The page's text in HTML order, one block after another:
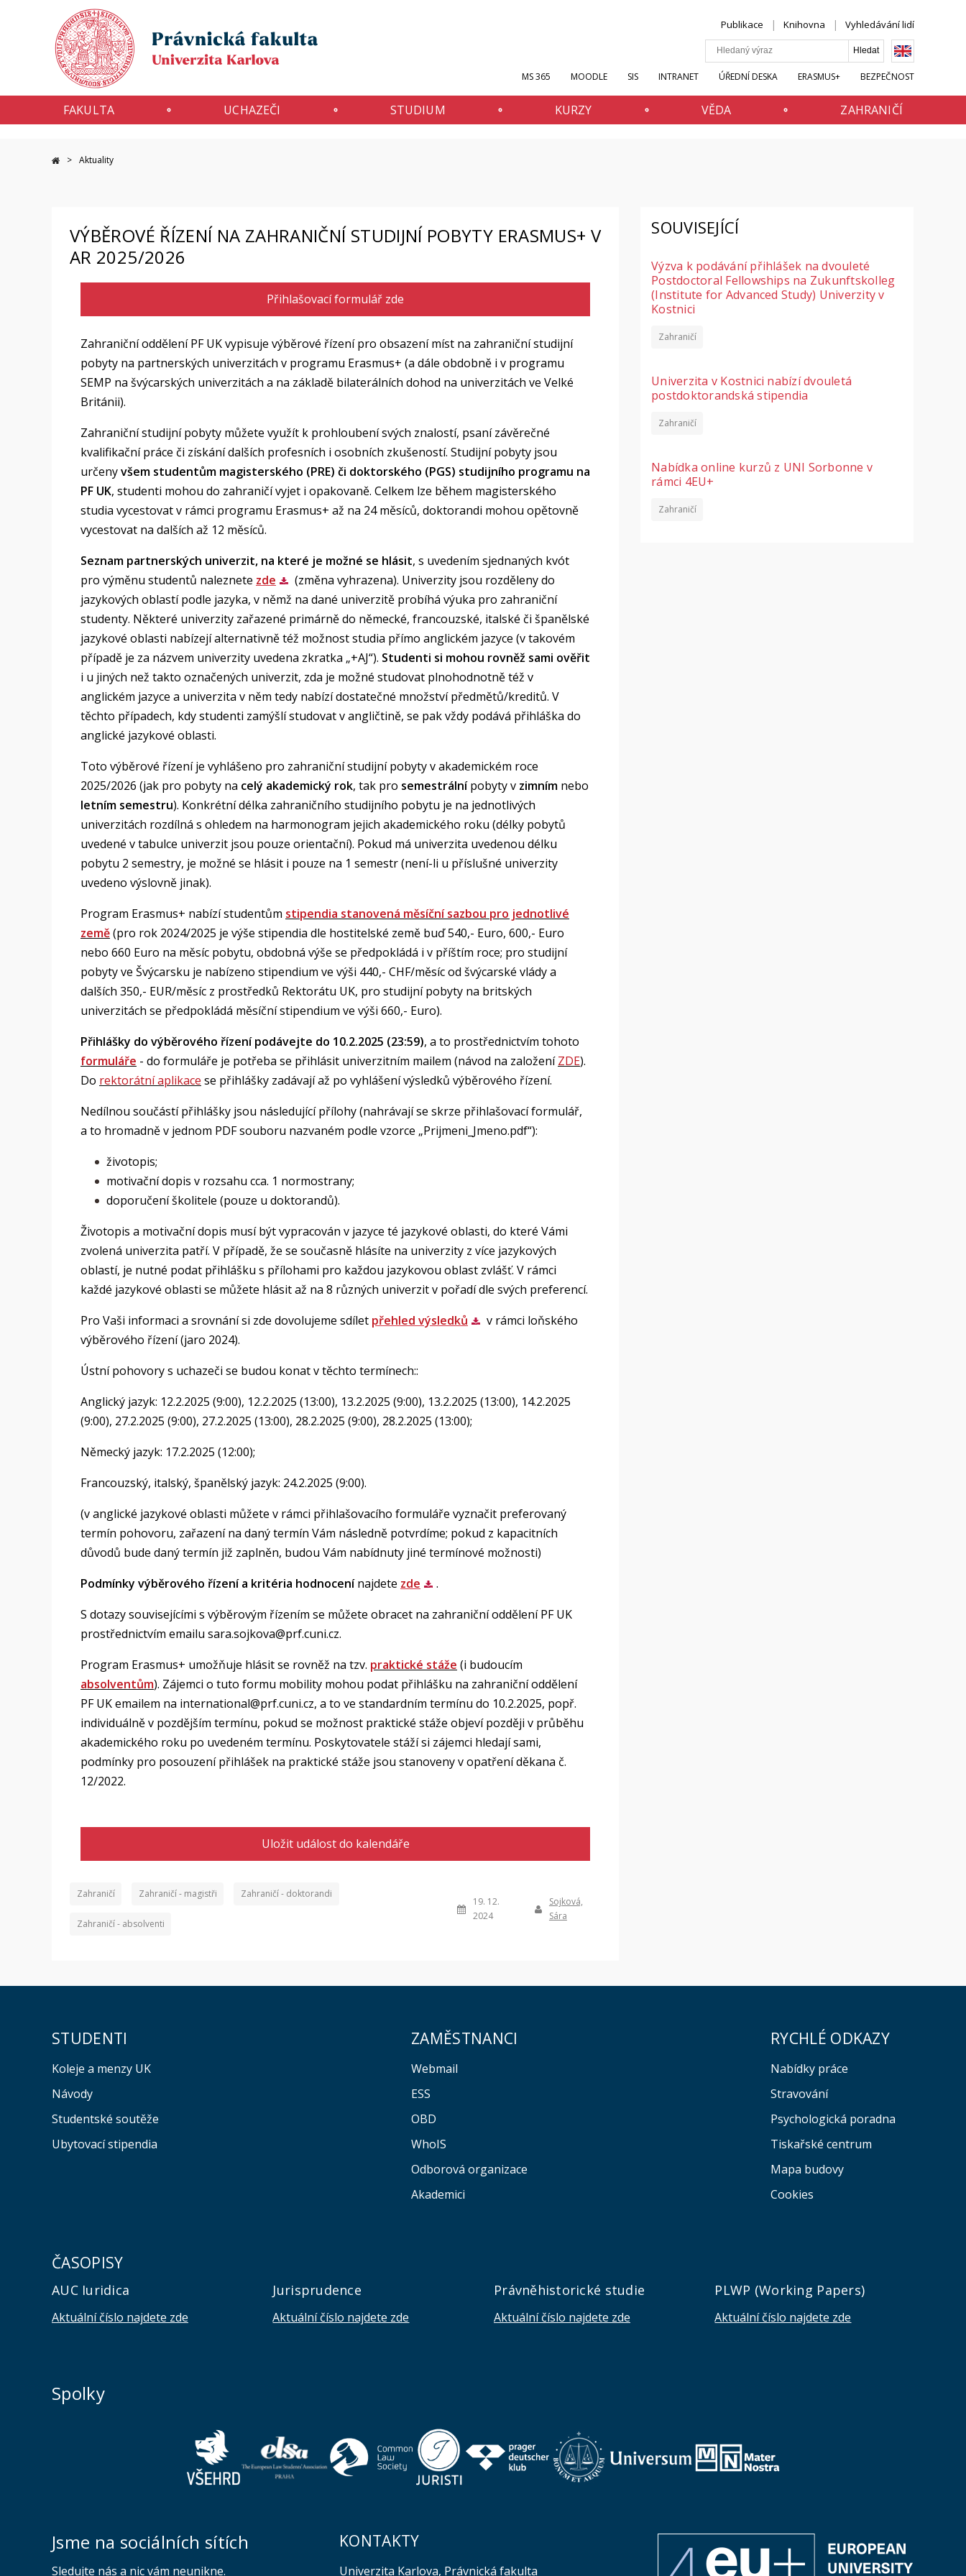
Publikace Knihovna Vyhledávání lidí
MS 365 MOODLE SIS INTRANET ÚŘEDNÍ DESKA ERASMUS+ BEZPEČNOST
FAKULTA UCHAZEČI STUDIUM KURZY VĚDA ZAHRANIČÍ
Aktuality
VÝBĚROVÉ ŘÍZENÍ NA ZAHRANIČNÍ STUDIJNÍ POBYTY ERASMUS+ V
AR 2025/2026
Přihlašovací formulář zde
Zahraniční oddělení PF UK vypisuje výběrové řízení pro obsazení míst na zahraniční studijní
pobyty na partnerských univerzitách v programu Erasmus+ (a dále obdobně i v programu
SEMP na švýcarských univerzitách a na základě bilaterálních dohod na univerzitách ve Velké
Británii).
Zahraniční studijní pobyty můžete využít k prohloubení svých znalostí, psaní závěrečné
kvalifikační práce či získání dalších profesních i osobních zkušeností. Studijní pobyty jsou
určenyvšem studentům magisterského (PRE) či doktorského (PGS) studijního programu na
PF UK, studenti mohou do zahraničí vyjet i opakovaně. Celkem lze během magisterského
studia vycestovat v rámci programu Erasmus+ až na 24 měsíců, doktorandi mohou opětovně
vycestovat na dalších až 12 měsíců.
Seznam partnerských univerzit, na které je možné se hlásit, s uvedením sjednaných kvót
pro výměnu studentů naleznete zde
(změna vyhrazena). Univerzity jsou rozděleny do
jazykových oblastí podle jazyka, v němž na dané univerzitě probíhá výuka pro zahraniční
studenty. Některé univerzity zařazené primárně do německé, francouzské, italské či španělské
jazykové oblasti nabízejí alternativně též možnost studia přímo anglickém jazyce (v takovém
případě je za názvem univerzity uvedena zkratka „+AJ“). Studenti si mohou rovněž sami ověřit
i u jiných než takto označených univerzit, zda je možné studovat plnohodnotně též v
anglickém jazyce a univerzita v něm tedy nabízí dostatečné množství předmětů/kreditů. V
těchto případech, kdy studenti zamýšlí studovat v angličtině, se pak vždy podává přihláška do
anglické jazykové oblasti.
Toto výběrové řízení je vyhlášeno pro zahraniční studijní pobyty v akademickém roce
2025/2026 (jak pro pobyty na celý akademický rok, tak pro semestrálnípobyty v zimním nebo
letním semestru). Konkrétní délka zahraničního studijního pobytu je na jednotlivých
univerzitách rozdílná s ohledem na harmonogram jejich akademického roku (délky pobytů
uvedené v tabulce univerzit jsou pouze orientační). Pokud má univerzita uvedenou délku
pobytu 2 semestry, je možné se hlásit i pouze na 1 semestr (není-li u příslušné univerzity
uvedeno výslovně jinak).
Program Erasmus+ nabízí studentům stipendia stanovená měsíční sazbou pro jednotlivé
země(pro rok 2024/2025 je výše stipendia dle hostitelské země buď 540,- Euro, 600,- Euro
nebo 660 Euro na měsíc pobytu, obdobná výše se předpokládá i v příštím roce; pro studijní
pobyty ve Švýcarsku je nabízeno stipendium ve výši 440,- CHF/měsíc od švýcarské vlády a
dalších 350,- EUR/měsíc z prostředků Rektorátu UK, pro studijní pobyty na britských
univerzitách se předpokládá měsíční stipendium ve výši 660,- Euro).
Přihlášky do výběrového řízení podávejte do 10.2.2025 (23:59), a to prostřednictvím tohoto
formuláře - do formuláře je potřeba se přihlásit univerzitním mailem (návod na založeníZDE).
Do rektorátní aplikace se přihlášky zadávají až po vyhlášení výsledků výběrového řízení.
Nedílnou součástí přihlášky jsou následující přílohy (nahrávají se skrze přihlašovací formulář,
a to hromadně v jednom PDF souboru nazvaném podle vzorce „Prijmeni_Jmeno.pdf“):
životopis;
motivační dopis v rozsahu cca. 1 normostrany;
doporučení školitele (pouze u doktorandů).
Životopis a motivační dopis musí být vypracován v jazyce té jazykové oblasti, do které Vámi
zvolená univerzita patří. V případě, že se současně hlásíte na univerzity z více jazykových
oblastí, je nutné podat přihlášku s přílohami pro každou jazykovou oblast zvlášť. V rámci
každé jazykové oblasti se můžete hlásit až na 8 různých univerzit v pořadí dle svých preferencí.
Pro Vaši informaci a srovnání si zde dovolujeme sdílet přehled výsledků
v rámci loňského
výběrového řízení (jaro 2024).
Ústní pohovory s uchazeči se budou konat v těchto termínech::
Anglický jazyk: 12.2.2025 (9:00), 12.2.2025 (13:00), 13.2.2025 (9:00), 13.2.2025 (13:00), 14.2.2025
(9:00), 27.2.2025 (9:00), 27.2.2025 (13:00), 28.2.2025 (9:00), 28.2.2025 (13:00);
Německý jazyk: 17.2.2025 (12:00);
Francouzský, italský, španělský jazyk: 24.2.2025 (9:00).
(v anglické jazykové oblasti můžete v rámci přihlašovacího formuláře vyznačit preferovaný
termín pohovoru, zařazení na daný termín Vám následně potvrdíme; pokud z kapacitních
důvodů bude daný termín již zaplněn, budou Vám nabídnuty jiné termínové možnosti)
Podmínky výběrového řízení a kritéria hodnocenínajdete zde
.
S dotazy souvisejícími s výběrovým řízením se můžete obracet na zahraniční oddělení PF UK
prostřednictvím emailu sara.sojkova@prf.cuni.cz.
Program Erasmus+ umožňuje hlásit se rovněž na tzv. praktické stáže (i budoucím
absolventům). Zájemci o tuto formu mobility mohou podat přihlášku na zahraniční oddělení
PF UK emailem na international@prf.cuni.cz, a to ve standardním termínu do 10.2.2025, popř.
individuálně v pozdějším termínu, pokud se možnost praktické stáže objeví později v průběhu
akademického roku po uvedeném termínu. Poskytovatele stáží si zájemci hledají sami,
podmínky pro posouzení přihlášek na praktické stáže jsou stanoveny v opatření děkana č.
12/2022.
Uložit událost do kalendáře
Zahraničí Zahraničí - magistři Zahraničí - doktorandi
Zahraničí - absolventi
19. 12.
2024
Sojková,
Sára
SOUVISEJÍCÍ
Výzva k podávání přihlášek na dvouleté
Postdoctoral Fellowships na Zukunftskolleg
(Institute for Advanced Study) Univerzity v
Kostnici
Zahraničí
Univerzita v Kostnici nabízí dvouletá
postdoktorandská stipendia
Zahraničí
Nabídka online kurzů z UNI Sorbonne v
rámci 4EU+
Zahraničí
STUDENTI
Koleje a menzy UK
Návody
Studentské soutěže
Ubytovací stipendia
ZAMĚSTNANCI
Webmail
ESS
OBD
WhoIS
Odborová organizace
Akademici
RYCHLÉ ODKAZY
Nabídky práce
Stravování
Psychologická poradna
Tiskařské centrum
Mapa budovy
Cookies
ČASOPISY
AUC Iuridica
Aktuální číslo najdete zde
Jurisprudence
Aktuální číslo najdete zde
Právněhistorické studie
Aktuální číslo najdete zde
PLWP (Working Papers)
Aktuální číslo najdete zde
Spolky
Jsme na sociálních sítích
Sledujte nás a nic vám neunikne.
KONTAKTY
Univerzita Karlova, Právnická fakulta